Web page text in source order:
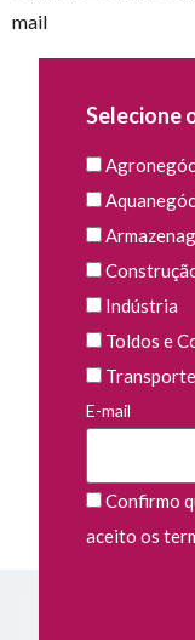
mail
Selecione
Indústria
Toldos e
Transporte
E-mail
Confirmo
aceito os